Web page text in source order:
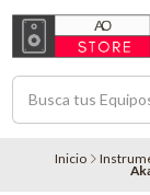
Inicio